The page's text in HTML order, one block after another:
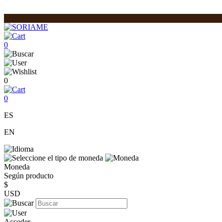
0
0
0
ES
EN
Moneda
Según producto
$
USD